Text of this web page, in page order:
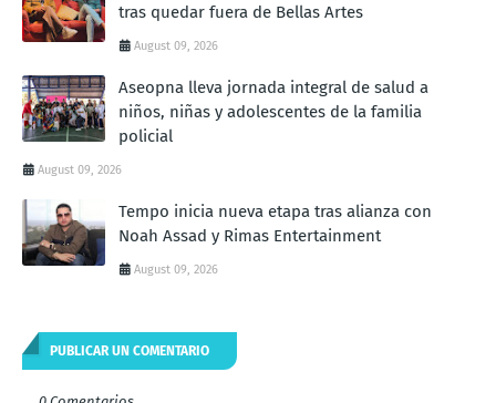
tras quedar fuera de Bellas Artes
August 09, 2026
Aseopna lleva jornada integral de salud a
niños, niñas y adolescentes de la familia
policial
August 09, 2026
Tempo inicia nueva etapa tras alianza con
Noah Assad y Rimas Entertainment
August 09, 2026
PUBLICAR UN COMENTARIO